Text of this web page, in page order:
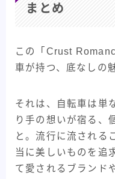
まとめ
この「Crust
車が持つ、底なしの
それは、自転車は単
り手の想いが宿る、
と。流行に流される
当に美しいものを追
て愛されるブランド